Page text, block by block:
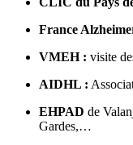
France
VMEH : visite
AIDHL :
EHPAD de
Gardes,…